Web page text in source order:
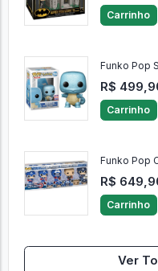
Carrinho
Funko Pop
R$
Carrinho
Funko Pop
R$
Carrinho
Ver